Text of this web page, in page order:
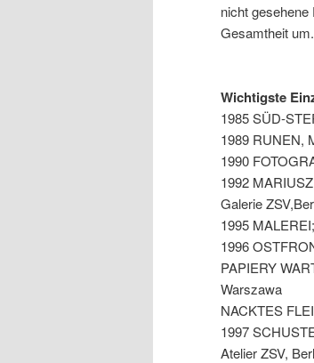
nicht
Gesamtheit
Wichtigste
1985 SÜD-
1989 RUNEN,
1990
1992
Galerie
1995
1996
PAPIERY
Warszawa
NACKTES
1997
Atelier ZSV,